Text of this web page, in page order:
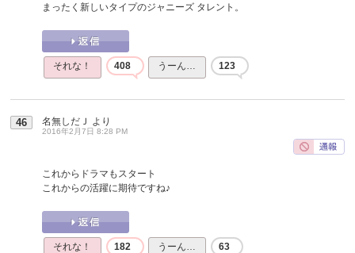
まったく新しいタイプのジャニーズ タレント。
それな！ 408 うーん… 123
46 名無しだＪ より
2016年2月7日 8:28 PM
これからドラマもスタート
これからの活躍に期待ですね♪
それな！ 182 うーん… 63